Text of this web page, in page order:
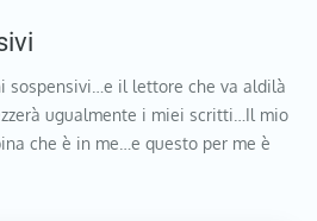
sospensivi…e il lettore che va aldilà
ugualmente i miei scritti…Il mio
che è in me…e questo per me è